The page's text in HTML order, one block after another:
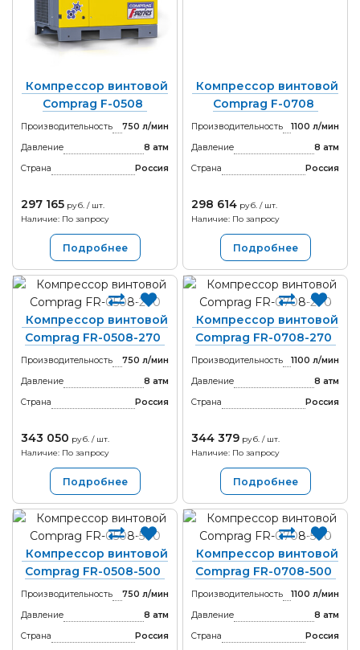
Компрессор винтовой
Comprag F-0508
Производительность
750 л/мин
Давление
8 атм
Страна
Россия
297 165 руб. / шт.
Наличие: По запросу
Подробнее
Компрессор винтовой
Comprag F-0708
Производительность
1100 л/мин
Давление
8 атм
Страна
Россия
298 614 руб. / шт.
Наличие: По запросу
Подробнее
Компрессор винтовой
Comprag FR-0508-270
Производительность
750 л/мин
Давление
8 атм
Страна
Россия
343 050 руб. / шт.
Наличие: По запросу
Подробнее
Компрессор винтовой
Comprag FR-0708-270
Производительность
1100 л/мин
Давление
8 атм
Страна
Россия
344 379 руб. / шт.
Наличие: По запросу
Подробнее
Компрессор винтовой
Comprag FR-0508-500
Производительность
750 л/мин
Давление
8 атм
Страна
Россия
Компрессор винтовой
Comprag FR-0708-500
Производительность
1100 л/мин
Давление
8 атм
Страна
Россия